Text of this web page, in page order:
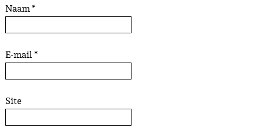
Naam*
E-mail*
Site